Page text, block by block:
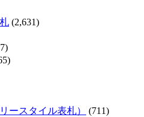
(2,631)
ースタイル表札）
(711)